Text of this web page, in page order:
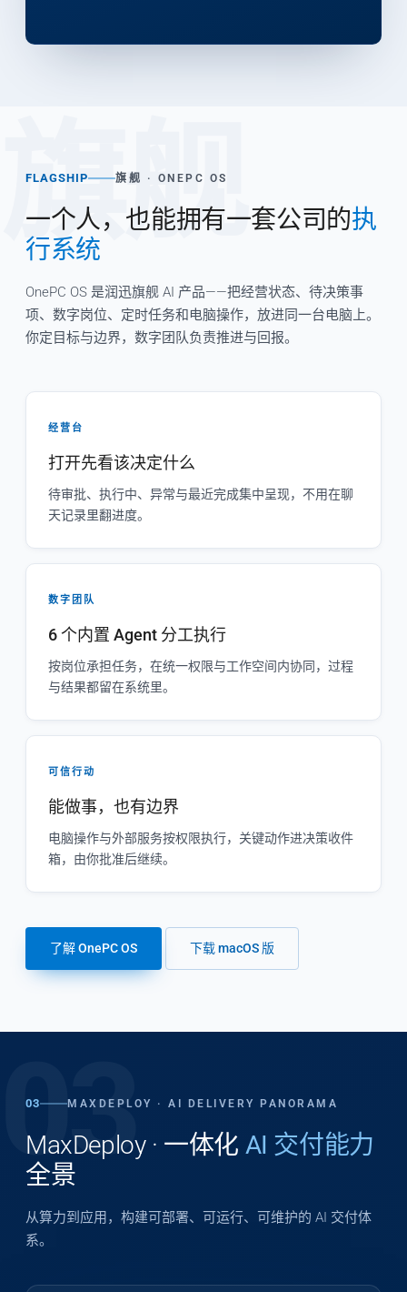
旗舰
FLAGSHIP 旗舰 · ONEPC OS
一个人，也能拥有一套公司的执
行系统
OnePC OS 是润迅旗舰 AI 产品——把经营状态、待决策事
项、数字岗位、定时任务和电脑操作，放进同一台电脑上。
你定目标与边界，数字团队负责推进与回报。
经营台
打开先看该决定什么
待审批、执行中、异常与最近完成集中呈现，不用在聊
天记录里翻进度。
数字团队
6 个内置 Agent 分工执行
按岗位承担任务，在统一权限与工作空间内协同，过程
与结果都留在系统里。
可信行动
能做事，也有边界
电脑操作与外部服务按权限执行，关键动作进决策收件
箱，由你批准后继续。
了解 OnePC OS 下载 macOS 版
03
03 MAXDEPLOY · AI DELIVERY PANORAMA
MaxDeploy · 一体化 AI 交付能力
全景
从算力到应用，构建可部署、可运行、可维护的 AI 交付体
系。